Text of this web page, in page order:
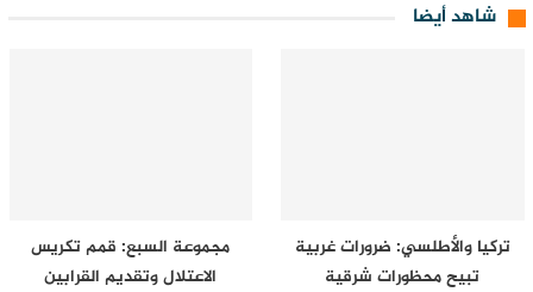
شاهد أيضا
تركيا والأطلسي: ضرورات غربية
تبيح محظورات شرقية
مجموعة السبع: قمم تكريس
الاعتلال وتقديم القرابين